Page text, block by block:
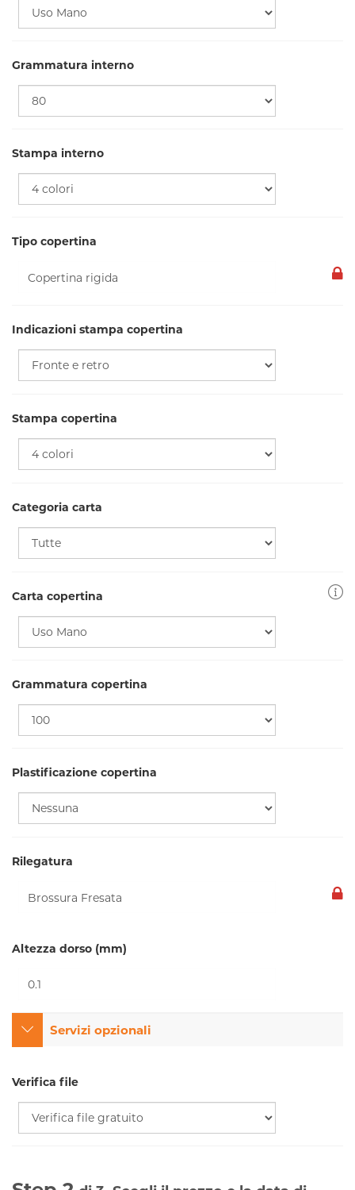
Grammatura interno
Stampa interno
Tipo copertina
Indicazioni stampa copertina
Stampa copertina
Categoria carta
Carta copertina
Grammatura copertina
Plastificazione copertina
Rilegatura
Altezza dorso (mm)
Servizi opzionali
Verifica file